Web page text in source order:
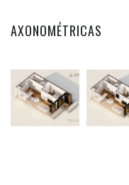
AXONOMÉTRICAS